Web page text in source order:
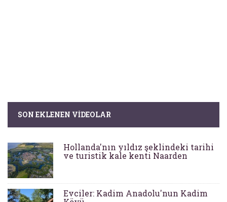
SON EKLENEN VIDEOLAR
Hollanda'nın yıldız şeklindeki tarihi
ve turistik kale kenti Naarden
Evciler: Kadim Anadolu'nun Kadim